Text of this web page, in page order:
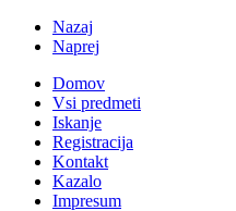
Nazaj
Naprej
Domov
Vsi predmeti
Iskanje
Registracija
Kontakt
Kazalo
Impresum